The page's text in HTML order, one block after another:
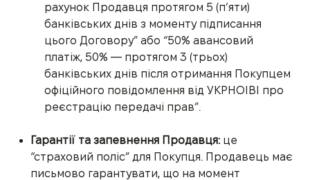
рахунок Продавця протягом 5 (п’яти)
банківських днів з моменту підписання
цього Договору” або “50% авансовий
платіж, 50% — протягом 3 (трьох)
банківських днів після отримання Покупцем
офіційного повідомлення від УКРНОІВІ про
реєстрацію передачі прав”.
Гарантії та запевнення Продавця:це
“страховий поліс” для Покупця. Продавець має
письмово гарантувати, що на момент